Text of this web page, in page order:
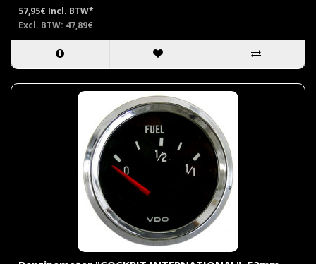
57,95€ Incl. BTW*
Excl. BTW: 47,89€